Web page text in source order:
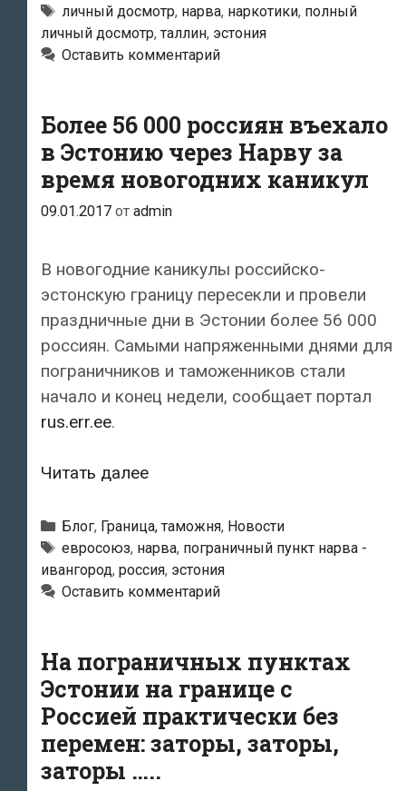
жительницу
Таллина
раздели
…
Поводом
для
личного
досмотра
поведение
собаки
Метки
личный досмотр, нарва, наркотики, полный
личный досмотр,таллин, эстония
Оставить комментарий
Более 56 000 россиян въехало
в Эстонию через Нарву за
время новогодних каникул
09.01.2017 от admin
В новогодние каникулы российско-
эстонскую границу пересекли и провели
праздничные дни в Эстонии более 56 000
россиян. Самыми напряженными днями для
пограничников и таможенников стали
начало и конец недели, сообщает портал
rus.err.ee.
Читать далееБолее
000
россиян
въехало
в
Нарву
за
время
новогодних
каникул
Рубрики
Блог, Граница, таможня, Новости
Метки
евросоюз, нарва, пограничный пункт нарва -
ивангород, россия, эстония
Оставить комментарий
На пограничных пунктах
Эстонии на границе с
Россией практически без
перемен: заторы, заторы,
заторы …..